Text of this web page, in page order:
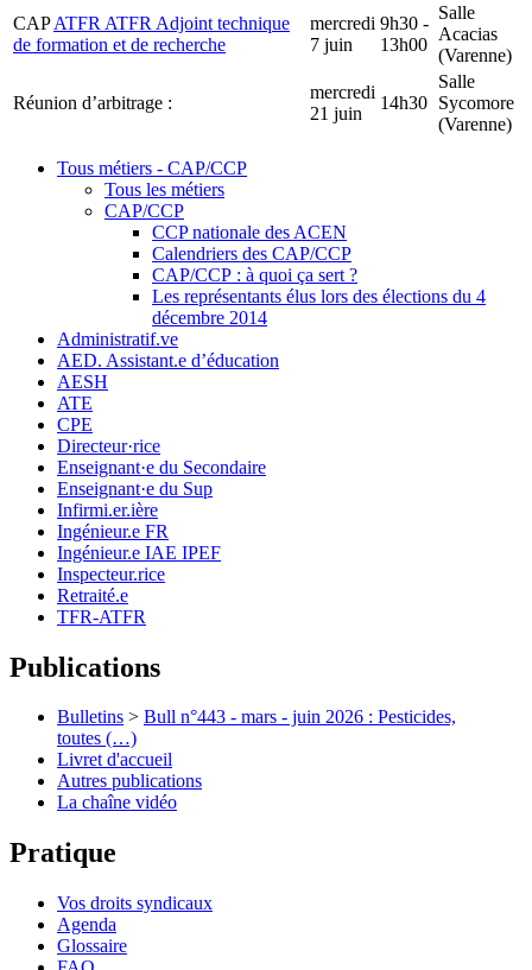
CAPATFR ATFR Adjoint technique
de formation et de recherche
mercredi
7 juin
9h30 -
13h00
Salle
Acacias
(Varenne)
Réunion d’arbitrage :
mercredi
21 juin
14h30
Salle
Sycomore
(Varenne)
Tous métiers - CAP/CCP
Tous les métiers
CAP/CCP
CCP nationale des ACEN
Calendriers des CAP/CCP
CAP/CCP : à quoi ça sert ?
Les représentants élus lors des élections du 4
décembre 2014
Administratif.ve
AED. Assistant.e d’éducation
AESH
ATE
CPE
Directeur·rice
Enseignant·e du Secondaire
Enseignant·e du Sup
Infirmi.er.ière
Ingénieur.e FR
Ingénieur.e IAE IPEF
Inspecteur.rice
Retraité.e
TFR-ATFR
Publications
Bulletins > Bull n°443 - mars - juin 2026 : Pesticides,
toutes (…)
Livret d'accueil
Autres publications
La chaîne vidéo
Pratique
Vos droits syndicaux
Agenda
Glossaire